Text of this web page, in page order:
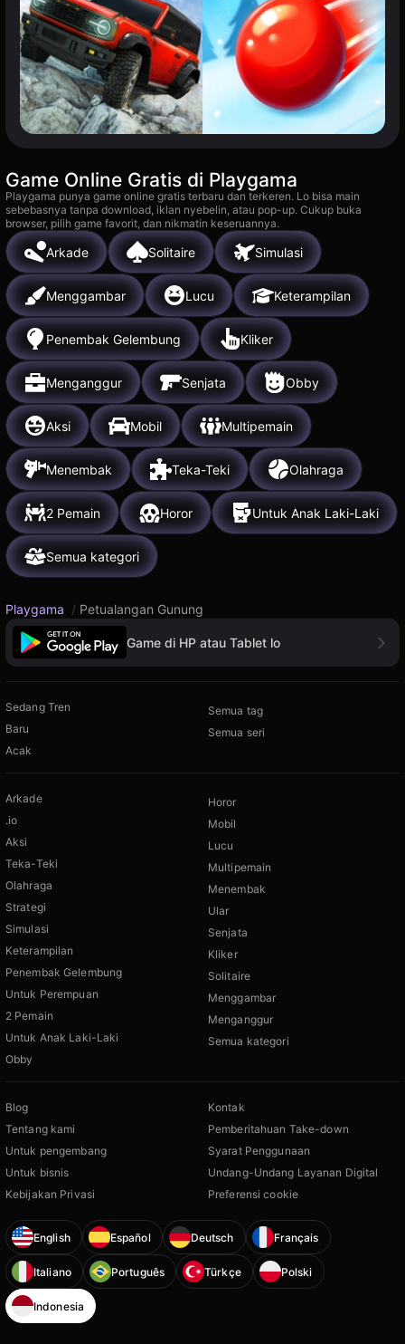
Game Online Gratis di Playgama
Playgama punya game online gratis terbaru dan terkeren. Lo bisa main
sebebasnya tanpa download, iklan nyebelin, atau pop-up. Cukup buka
browser, pilih game favorit, dan nikmatin keseruannya.
Arkade Solitaire Simulasi
Menggambar Lucu Keterampilan
Penembak Gelembung Kliker
Menganggur Senjata Obby
Aksi Mobil Multipemain
Menembak Teka-Teki Olahraga
2 Pemain Horor Untuk Anak Laki-Laki
Semua kategori
Playgama / Petualangan Gunung
Game di HP atau Tablet lo
Sedang Tren
Baru
Acak
Semua tag
Semua seri
Arkade
.io
Aksi
Teka-Teki
Olahraga
Strategi
Simulasi
Keterampilan
Penembak Gelembung
Untuk Perempuan
2 Pemain
Untuk Anak Laki-Laki
Obby
Horor
Mobil
Lucu
Multipemain
Menembak
Ular
Senjata
Kliker
Solitaire
Menggambar
Menganggur
Semua kategori
Blog
Tentang kami
Untuk pengembang
Untuk bisnis
Kebijakan Privasi
Kontak
Pemberitahuan Take-down
Syarat Penggunaan
Undang-Undang Layanan Digital
Preferensi cookie
English Español Deutsch Français
Italiano Português Türkçe Polski
Indonesia